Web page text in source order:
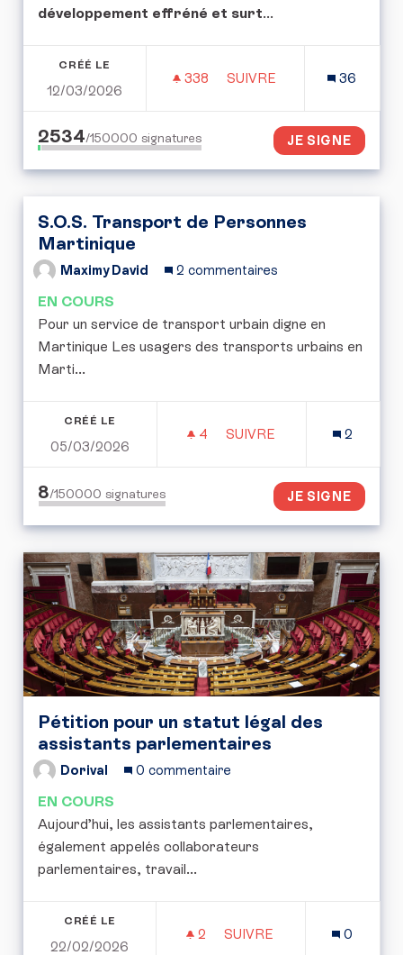
développement effréné et surt...
CRÉÉ LE
12/03/2026
338 338 ABONNÉS
SUIVRE
36
2534/150000 signatures JE SIGNE
S.O.S. Transport de Personnes
Martinique
Maximy David 2 commentaires
EN COURS
Pour un service de transport urbain digne en
Martinique Les usagers des transports urbains en
Marti...
CRÉÉ LE
05/03/2026
4 4 ABONNÉS
SUIVRE
2
8/150000 signatures JE SIGNE
Pétition pour un statut légal des
assistants parlementaires
Dorival 0 commentaire
EN COURS
Aujourd’hui, les assistants parlementaires,
également appelés collaborateurs
parlementaires, travail...
CRÉÉ LE
22/02/2026
2 2 ABONNÉS
SUIVRE
0